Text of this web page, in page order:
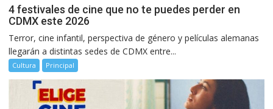
4 festivales de cine que no te puedes perder en
CDMX este 2026
Terror, cine infantil, perspectiva de género y películas alemanas
llegarán a distintas sedes de CDMX entre...
Cultura Principal